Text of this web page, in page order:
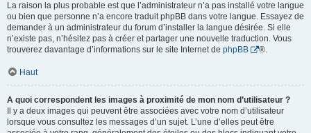
La raison la plus probable est que l’administrateur n’a pas installé votre langue
ou bien que personne n’a encore traduit phpBB dans votre langue. Essayez de
demander à un administrateur du forum d’installer la langue désirée. Si elle
n’existe pas, n’hésitez pas à créer et partager une nouvelle traduction. Vous
trouverez davantage d’informations sur le site Internet de phpBB ®.
Haut
A quoi correspondent les images à proximité de mon nom d’utilisateur ?
Il y a deux images qui peuvent être associées avec votre nom d’utilisateur
lorsque vous consultez les messages d’un sujet. L’une d’elles peut être